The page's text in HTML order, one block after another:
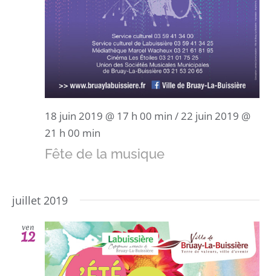
18 juin 2019 @ 17 h 00 min /22 juin 2019 @
21 h 00 min
Fête de la musique
juillet 2019
ven
12